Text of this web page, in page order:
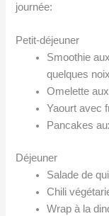
journée:
Petit-déjeuner
Smoothie
quelques
Omelette
Yaourt avec
Pancakes
Déjeuner
Salade de
Chili
Wrap à la